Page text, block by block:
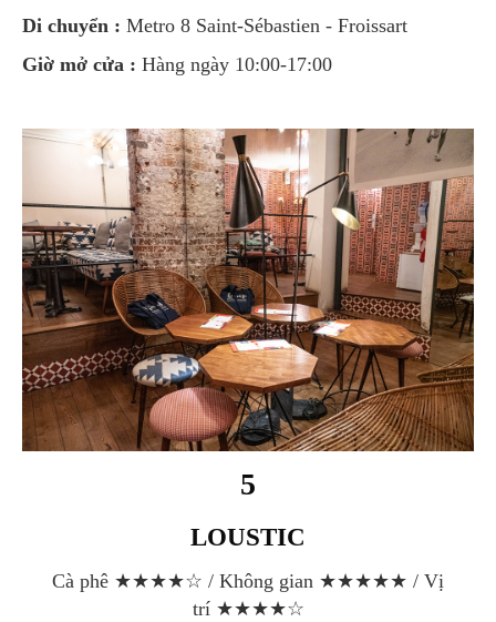
Di chuyển : Metro 8 Saint-Sébastien - Froissart
Giờ mở cửa : Hàng ngày 10:00-17:00
5
LOUSTIC
Cà phê ★★★★☆ / Không gian ★★★★★ / Vị
trí ★★★★☆